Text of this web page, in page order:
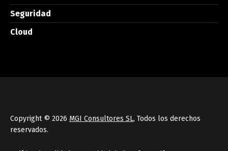
Seguridad
Cloud
Copyright © 2026 MGI Consultores SL, Todos los derechos
reservados.